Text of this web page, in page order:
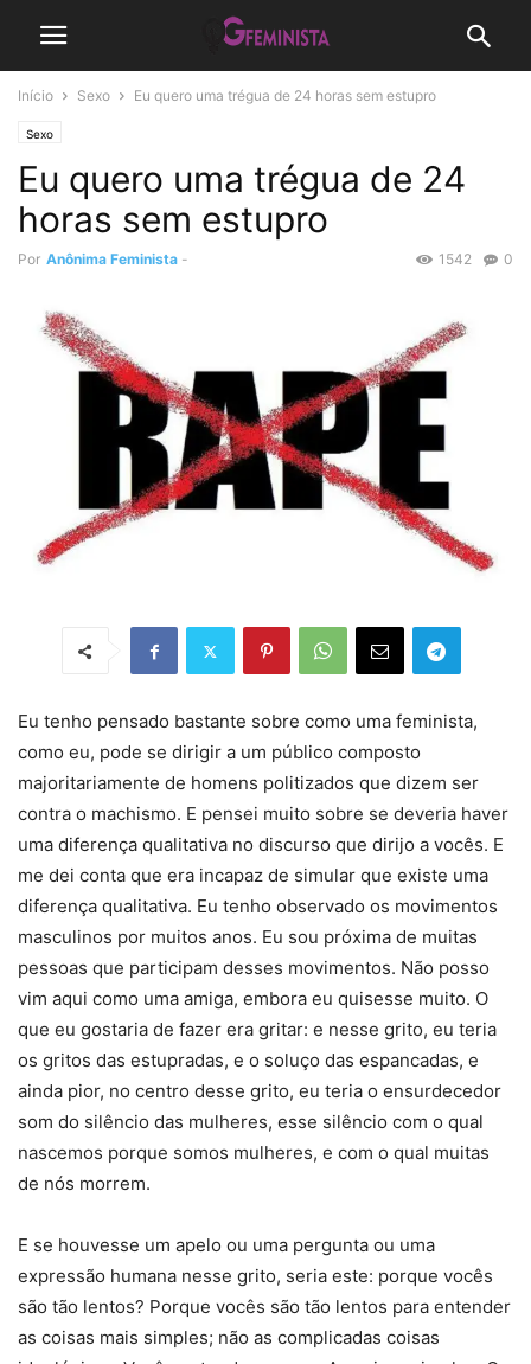
Início Sexo Eu quero uma trégua de 24 horas sem estupro
Sexo
Eu quero uma trégua de 24
horas sem estupro
Por Anônima Feminista - 0
1542
Eu tenho pensado bastante sobre como uma feminista,
como eu, pode se dirigir a um público composto
majoritariamente de homens politizados que dizem ser
contra o machismo. E pensei muito sobre se deveria haver
uma diferença qualitativa no discurso que dirijo a vocês. E
me dei conta que era incapaz de simular que existe uma
diferença qualitativa. Eu tenho observado os movimentos
masculinos por muitos anos. Eu sou próxima de muitas
pessoas que participam desses movimentos. Não posso
vim aqui como uma amiga, embora eu quisesse muito. O
que eu gostaria de fazer era gritar: e nesse grito, eu teria
os gritos das estupradas, e o soluço das espancadas, e
ainda pior, no centro desse grito, eu teria o ensurdecedor
som do silêncio das mulheres, esse silêncio com o qual
nascemos porque somos mulheres, e com o qual muitas
de nós morrem.
E se houvesse um apelo ou uma pergunta ou uma
expressão humana nesse grito, seria este: porque vocês
são tão lentos? Porque vocês são tão lentos para entender
as coisas mais simples; não as complicadas coisas